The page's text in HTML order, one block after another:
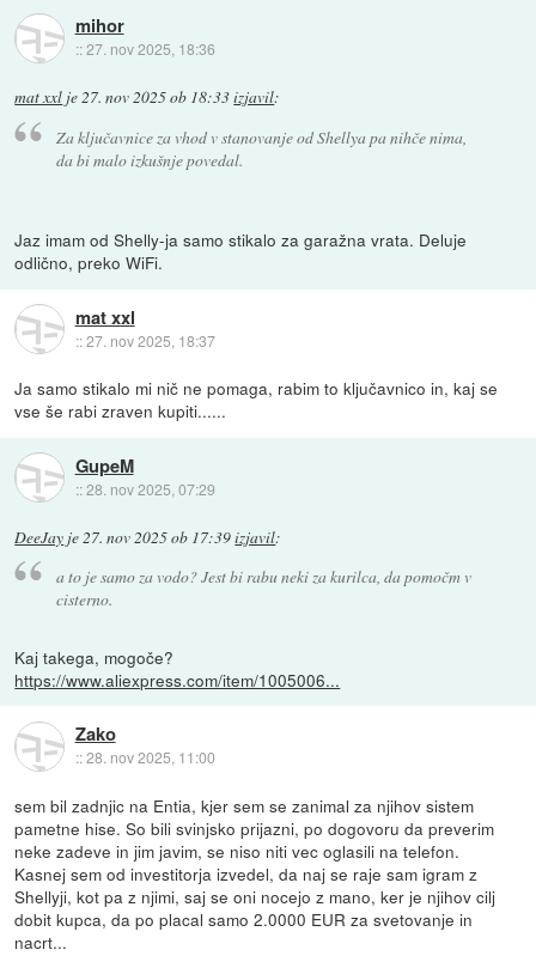
mihor
::27. nov 2025, 18:36
mat xxl je27. nov 2025 ob 18:33izjavil:
Za ključavnice za vhod v stanovanje od Shellya pa nihče nima,
da bi malo izkušnje povedal.
Jaz imam od Shelly-ja samo stikalo za garažna vrata. Deluje
odlično, preko WiFi.
mat xxl
::27. nov 2025, 18:37
Ja samo stikalo mi nič ne pomaga, rabim to ključavnico in, kaj se
vse še rabi zraven kupiti......
GupeM
::28. nov 2025, 07:29
DeeJay je 27. nov 2025 ob 17:39izjavil:
a to je samo za vodo? Jest bi rabu neki za kurilca, da pomočm v
cisterno.
Kaj takega, mogoče?
https://www.aliexpress.com/item/1005006...
Zako
::28. nov 2025, 11:00
sem bil zadnjic na Entia, kjer sem se zanimal za njihov sistem
pametne hise. So bili svinjsko prijazni, po dogovoru da preverim
neke zadeve in jim javim, se niso niti vec oglasili na telefon.
Kasnej sem od investitorja izvedel, da naj se raje sam igram z
Shellyji, kot pa z njimi, saj se oni nocejo z mano, ker je njihov cilj
dobit kupca, da po placal samo 2.0000 EUR za svetovanje in
nacrt...